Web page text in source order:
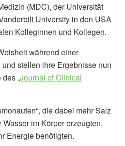
(MDC), der Universität
University in den USA
Kolleginnen und Kollegen.
während einer
stellen ihre Ergebnisse nun
„Journal of Clinical
die dabei mehr Salz
im Körper erzeugten,
Energie benötigten.